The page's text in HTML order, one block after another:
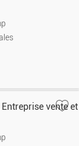
vente et